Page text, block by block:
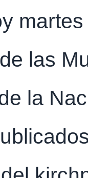
las
la